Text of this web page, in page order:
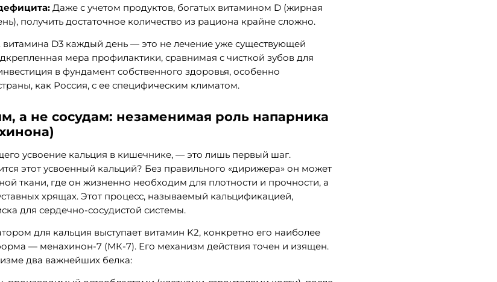
Даже с учетом продуктов, богатых витамином D (жирная
получить достаточное количество из рациона крайне сложно.
D3 каждый день — это не лечение уже существующей
мера профилактики, сравнимая с чисткой зубов для
в фундамент собственного здоровья, особенно
как Россия, с ее специфическим климатом.
а не сосудам: незаменимая роль напарника
усвоение кальция в кишечнике, — это лишь первый шаг.
этот усвоенный кальций? Без правильного «дирижера» он может
ткани, где он жизненно необходим для плотности и прочности, а
хрящах. Этот процесс, называемый кальцификацией,
для сердечно-сосудистой системы.
для кальция выступает витамин K2, конкретно его наиболее
— менахинон-7 (МК-7). Его механизм действия точен и изящен.
два важнейших белка: